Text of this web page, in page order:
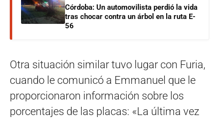
Córdoba: Un automovilista perdió la vida
tras chocar contra un árbol en la ruta E-
56
Otra situación similar tuvo lugar con Furia,
cuando le comunicó a Emmanuel que le
proporcionaron información sobre los
porcentajes de las placas: «La última vez